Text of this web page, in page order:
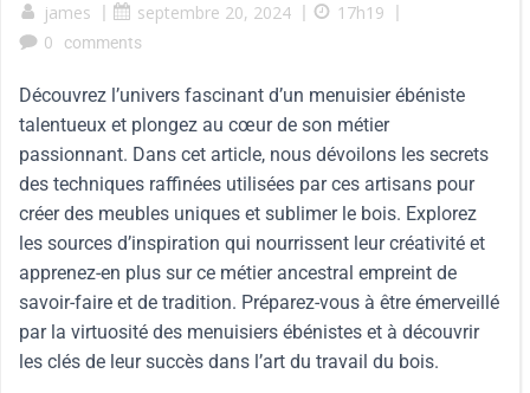
james | septembre 20, 2024 | 17h19 |
0
comments
Découvrez l’univers fascinant d’un menuisier ébéniste
talentueux et plongez au cœur de son métier
passionnant. Dans cet article, nous dévoilons les secrets
des techniques raffinées utilisées par ces artisans pour
créer des meubles uniques et sublimer le bois. Explorez
les sources d’inspiration qui nourrissent leur créativité et
apprenez-en plus sur ce métier ancestral empreint de
savoir-faire et de tradition. Préparez-vous à être émerveillé
par la virtuosité des menuisiers ébénistes et à découvrir
les clés de leur succès dans l’art du travail du bois.